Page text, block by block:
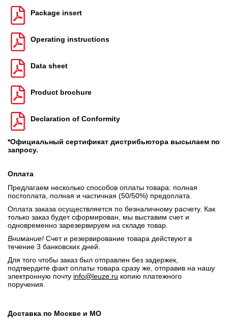
Package insert
Operating instructions
Data sheet
Product brochure
Declaration of Conformity
*Официальный сертификат дистрибьютора высылаем по
запросу.
Оплата
Предлагаем несколько способов оплаты товара: полная
постоплата, полная и частичная (50/50%) предоплата.
Оплата заказа осуществляется по безналичному расчету. Как
только заказ будет сформирован, мы выставим счет и
одновременно зарезервируем на складе товар.
Внимание! Счет и резервирование товара действуют в
течение 3 банковских дней.
Для того чтобы заказ был отправлен без задержек,
подтвердите факт оплаты товара сразу же, отправив на нашу
электронную почту info@leuze.ru копию платежного
поручения.
Доставка по Москве и МО